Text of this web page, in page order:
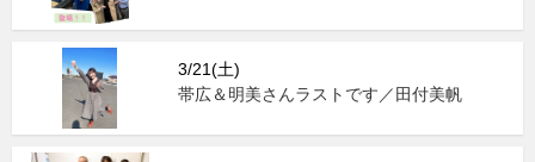
3/21(土)
帯広＆明美さんラストです／田付美帆